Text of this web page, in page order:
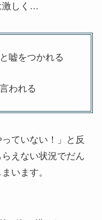
激しく…
嘘をつかれる
われる
ていない！」と反
えない状況でだん
います。